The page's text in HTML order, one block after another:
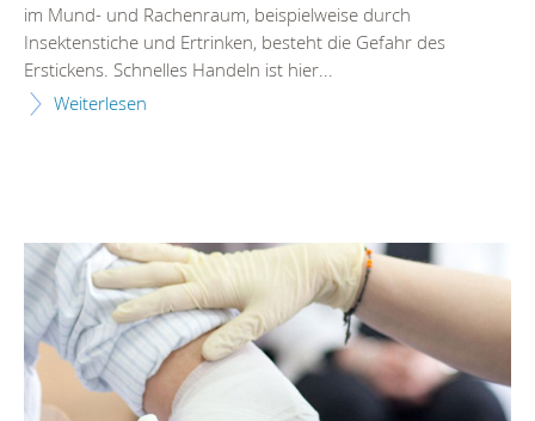
im Mund- und Rachenraum, beispielweise durch
Insektenstiche und Ertrinken, besteht die Gefahr des
Erstickens. Schnelles Handeln ist hier...
Weiterlesen